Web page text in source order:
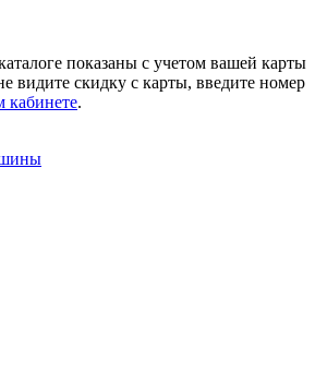
показаны с учетом вашей карты
видите скидку с карты, введите номер
кабинете.